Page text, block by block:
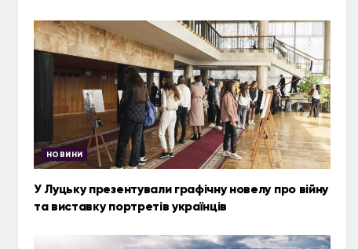
НОВИНИ
У Луцьку презентували графічну новелу про війну
та виставку портретів українців